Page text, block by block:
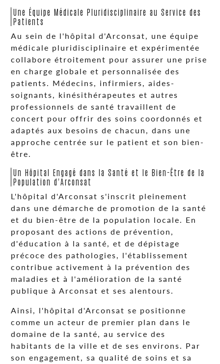
Une Équipe Médicale Pluridisciplinaire au Service des
Patients
Au sein de l'hôpital d'Arconsat, une équipe
médicale pluridisciplinaire et expérimentée
collabore étroitement pour assurer une prise
en charge globale et personnalisée des
patients. Médecins, infirmiers, aides-
soignants, kinésithérapeutes et autres
professionnels de santé travaillent de
concert pour offrir des soins coordonnés et
adaptés aux besoins de chacun, dans une
approche centrée sur le patient et son bien-
être.
Un Hôpital Engagé dans la Santé et le Bien-Être de la
Population d'Arconsat
L'hôpital d'Arconsat s'inscrit pleinement
dans une démarche de promotion de la santé
et du bien-être de la population locale. En
proposant des actions de prévention,
d'éducation à la santé, et de dépistage
précoce des pathologies, l'établissement
contribue activement à la prévention des
maladies et à l'amélioration de la santé
publique à Arconsat et ses alentours.
Ainsi, l'hôpital d'Arconsat se positionne
comme un acteur de premier plan dans le
domaine de la santé, au service des
habitants de la ville et de ses environs. Par
son engagement, sa qualité de soins et sa